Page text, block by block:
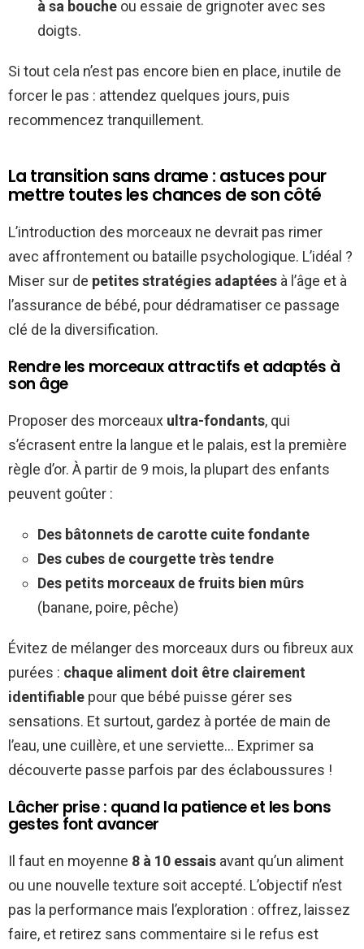
à sa bouche ou essaie de grignoter avec ses
doigts.
Si tout cela n’est pas encore bien en place, inutile de
forcer le pas : attendez quelques jours, puis
recommencez tranquillement.
La transition sans drame : astuces pour
mettre toutes les chances de son côté
L’introduction des morceaux ne devrait pas rimer
avec affrontement ou bataille psychologique. L’idéal ?
Miser sur de petites stratégies adaptées à l’âge et à
l’assurance de bébé, pour dédramatiser ce passage
clé de la diversification.
Rendre les morceaux attractifs et adaptés à
son âge
Proposer des morceaux ultra-fondants, qui
s’écrasent entre la langue et le palais, est la première
règle d’or. À partir de 9 mois, la plupart des enfants
peuvent goûter :
Des bâtonnets de carotte cuite fondante
Des cubes de courgette très tendre
Des petits morceaux de fruits bien mûrs
(banane, poire, pêche)
Évitez de mélanger des morceaux durs ou fibreux aux
purées : chaque aliment doit être clairement
identifiable pour que bébé puisse gérer ses
sensations. Et surtout, gardez à portée de main de
l’eau, une cuillère, et une serviette… Exprimer sa
découverte passe parfois par des éclaboussures !
Lâcher prise : quand la patience et les bons
gestes font avancer
Il faut en moyenne 8 à 10 essais avant qu’un aliment
ou une nouvelle texture soit accepté. L’objectif n’est
pas la performance mais l’exploration : offrez, laissez
faire, et retirez sans commentaire si le refus est